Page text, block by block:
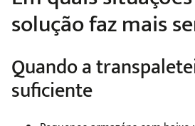
solução faz mais
Quando a
suficiente